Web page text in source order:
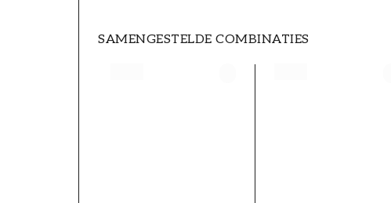
SAMENGESTELDE COMBINATIES